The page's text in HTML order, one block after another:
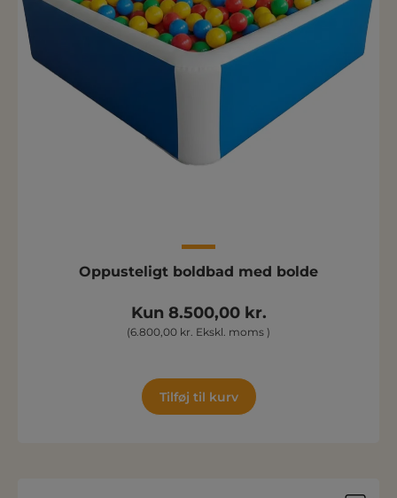
Oppusteligt boldbad med bolde
Kun 8.500,00 kr.
(6.800,00 kr. Ekskl. moms )
Tilføj til kurv